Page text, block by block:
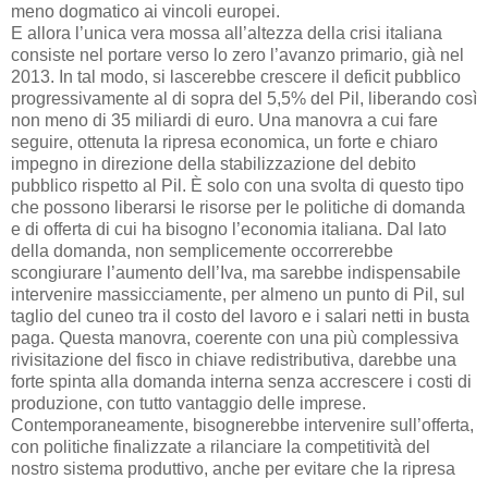
meno dogmatico ai vincoli europei.
E allora l’unica vera mossa all’altezza della crisi italiana
consiste nel portare verso lo zero l’avanzo primario, già nel
2013. In tal modo, si lascerebbe crescere il deficit pubblico
progressivamente al di sopra del 5,5% del Pil, liberando così
non meno di 35 miliardi di euro. Una manovra a cui fare
seguire, ottenuta la ripresa economica, un forte e chiaro
impegno in direzione della stabilizzazione del debito
pubblico rispetto al Pil. È solo con una svolta di questo tipo
che possono liberarsi le risorse per le politiche di domanda
e di offerta di cui ha bisogno l’economia italiana. Dal lato
della domanda, non semplicemente occorrerebbe
scongiurare l’aumento dell’Iva, ma sarebbe indispensabile
intervenire massicciamente, per almeno un punto di Pil, sul
taglio del cuneo tra il costo del lavoro e i salari netti in busta
paga. Questa manovra, coerente con una più complessiva
rivisitazione del fisco in chiave redistributiva, darebbe una
forte spinta alla domanda interna senza accrescere i costi di
produzione, con tutto vantaggio delle imprese.
Contemporaneamente, bisognerebbe intervenire sull’offerta,
con politiche finalizzate a rilanciare la competitività del
nostro sistema produttivo, anche per evitare che la ripresa